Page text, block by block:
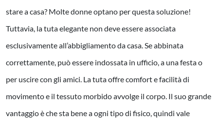
stare a casa? Molte donne optano per questa soluzione!
Tuttavia, la tuta elegante non deve essere associata
esclusivamente all’abbigliamento da casa. Se abbinata
correttamente, può essere indossata in ufficio, a una festa o
per uscire con gli amici. La tuta offre comfort e facilità di
movimento e il tessuto morbido avvolge il corpo. Il suo grande
vantaggio è che sta bene a ogni tipo di fisico, quindi vale